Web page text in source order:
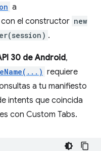
a
con el constructor new
.
30 de Android,
requiere
a tu manifiesto
intents que coincida
con Custom Tabs.